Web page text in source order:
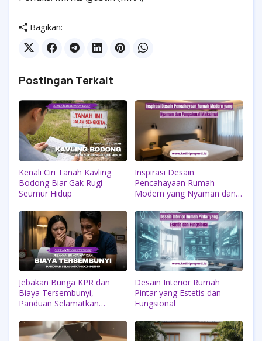
Bagikan:
Postingan Terkait
Kenali Ciri Tanah Kavling
Bodong Biar Gak Rugi
Seumur Hidup
Inspirasi Desain
Pencahayaan Rumah
Modern yang Nyaman dan
Jebakan Bunga KPR dan
Biaya Tersembunyi,
Panduan Selamatkan
Desain Interior Rumah
Pintar yang Estetis dan
Fungsional